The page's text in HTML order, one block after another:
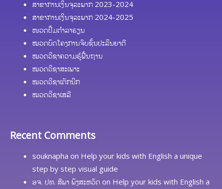
ສາຂາການເງິນຈຸລະພາກ 2023-2024
ສາຂາການເງິນຈຸລະພາກ 2024-2025
ໜວດປຶ້ມຕຳລາຮຽນ
ໝວດບົດໂຄງການຈົບຊັ້ນປະລິນຍາຕີ
ໝວດວິຊາຄວາມຮູ້ຟື້ນຖານ
ໝວດວິຊາສະເພາະ
ໝວດວິຊາເຕັກນິກ
ໝວດວິຊາເສລີ
Recent Comments
souknapha on Help your kids with English a unique
step by step visual guide
ອຈ. ປທ. ສີພາ ພົງສະຫວັດ on Help your kids with English a